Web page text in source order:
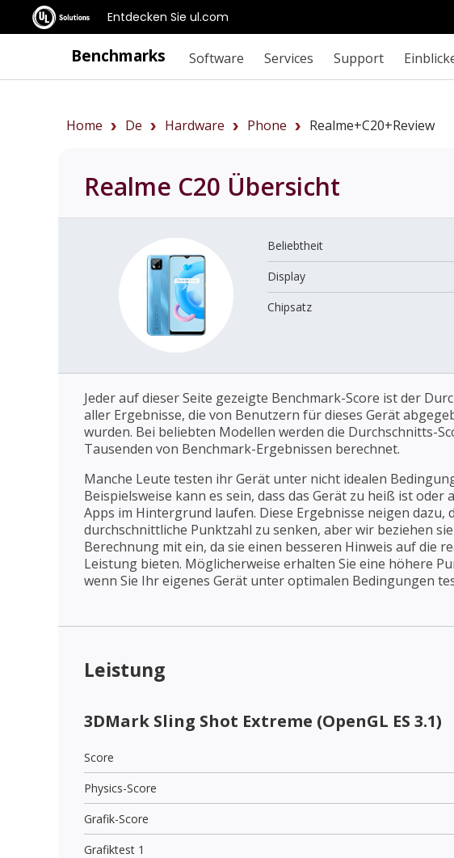
Entdecken Sie ul.com
Benchmarks Software Services Support
Home De Hardware Phone Realme+C20+review
Realme C20 Übersicht
Beliebtheit
Display
Chipsatz
Jeder auf dieser Seite gezeigte Benchmark-Score ist der
aller Ergebnisse, die von Benutzern für dieses Gerät
wurden. Bei beliebten Modellen werden die Durchschnitts-
Tausenden von Benchmark-Ergebnissen berechnet.
Manche Leute testen ihr Gerät unter nicht idealen
Beispielsweise kann es sein, dass das Gerät zu heiß ist oder
Apps im Hintergrund laufen. Diese Ergebnisse neigen dazu,
durchschnittliche Punktzahl zu senken, aber wir beziehen
Berechnung mit ein, da sie einen besseren Hinweis auf die
Leistung bieten. Möglicherweise erhalten Sie eine höhere
wenn Sie Ihr eigenes Gerät unter optimalen Bedingungen
Leistung
3DMark Sling Shot Extreme (OpenGL ES 3.1)
Score
Physics-Score
Grafik-Score
Grafiktest 1